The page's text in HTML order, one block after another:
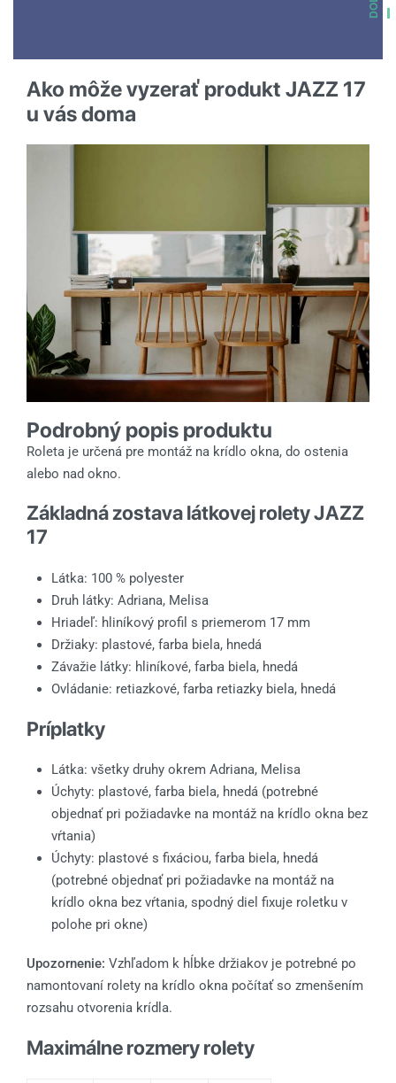
Ako môže vyzerať produkt JAZZ 17
u vás doma
Podrobný popis produktu
Roleta je určená pre montáž na krídlo okna, do ostenia
alebo nad okno.
Základná zostava látkovej rolety JAZZ
17
Látka: 100 % polyester
Druh látky: Adriana, Melisa
Hriadeľ: hliníkový profil s priemerom 17 mm
Držiaky: plastové, farba biela, hnedá
Závažie látky: hliníkové, farba biela, hnedá
Ovládanie: retiazkové, farba retiazky biela, hnedá
Príplatky
Látka: všetky druhy okrem Adriana, Melisa
Úchyty: plastové, farba biela, hnedá (potrebné
objednať pri požiadavke na montáž na krídlo okna bez
vŕtania)
Úchyty: plastové s fixáciou, farba biela, hnedá
(potrebné objednať pri požiadavke na montáž na
krídlo okna bez vŕtania, spodný diel fixuje roletku v
polohe pri okne)
Upozornenie: Vzhľadom k hĺbke držiakov je potrebné po
namontovaní rolety na krídlo okna počítať so zmenšením
rozsahu otvorenia krídla.
Maximálne rozmery rolety